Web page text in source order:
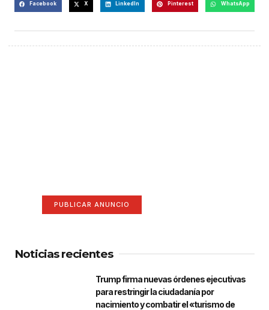
Facebook X LinkedIn Pinterest WhatsApp
PUBLICAR ANUNCIO
Noticias recientes
Trump firma nuevas órdenes ejecutivas
para restringir la ciudadanía por
nacimiento y combatir el «turismo de